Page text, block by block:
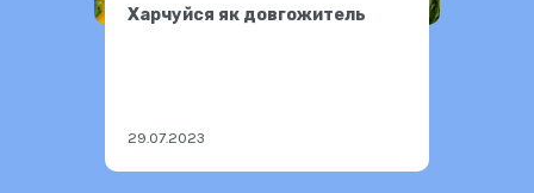
Харчуйся як довгожитель
29.07.2023